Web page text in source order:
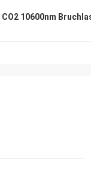
CO2 10600nm